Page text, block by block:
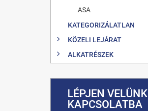
ASA
KATEGORIZÁLATLAN
KÖZELI LEJÁRAT
ALKATRÉSZEK
LÉPJEN VELÜNK
KAPCSOLATBA